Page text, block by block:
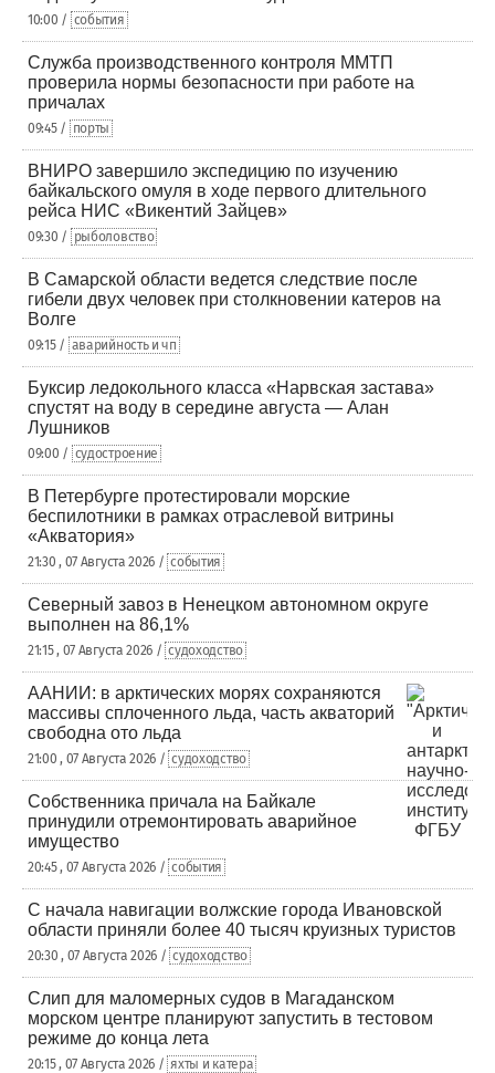
10:00 / события
Служба производственного контроля ММТП
проверила нормы безопасности при работе на
причалах
09:45 / порты
ВНИРО завершило экспедицию по изучению
байкальского омуля в ходе первого длительного
рейса НИС «Викентий Зайцев»
09:30 / рыболовство
В Самарской области ведется следствие после
гибели двух человек при столкновении катеров на
Волге
09:15 / аварийность и чп
Буксир ледокольного класса «Нарвская застава»
спустят на воду в середине августа — Алан
Лушников
09:00 / судостроение
В Петербурге протестировали морские
беспилотники в рамках отраслевой витрины
«Акватория»
21:30 , 07 Августа 2026 / события
Северный завоз в Ненецком автономном округе
выполнен на 86,1%
21:15 , 07 Августа 2026 / судоходство
ААНИИ: в арктических морях сохраняются
массивы сплоченного льда, часть акваторий
свободна ото льда
21:00 , 07 Августа 2026 / судоходство
Собственника причала на Байкале
принудили отремонтировать аварийное
имущество
20:45 , 07 Августа 2026 / события
С начала навигации волжские города Ивановской
области приняли более 40 тысяч круизных туристов
20:30 , 07 Августа 2026 / судоходство
Слип для маломерных судов в Магаданском
морском центре планируют запустить в тестовом
режиме до конца лета
20:15 , 07 Августа 2026 / яхты и катера